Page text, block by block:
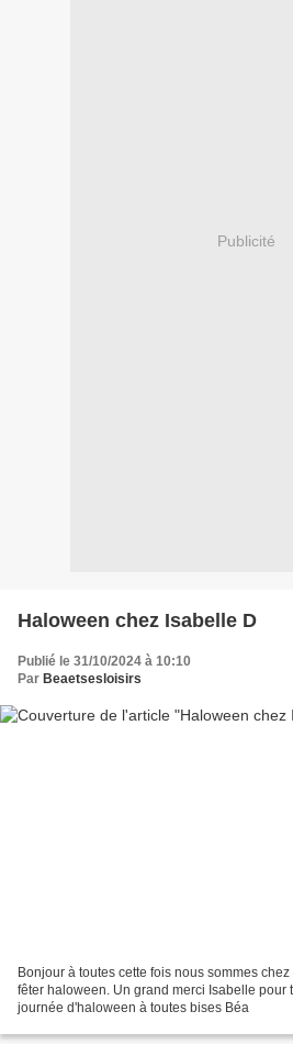
Publicité
Haloween chez Isabelle D
Publié le 31/10/2024 à 10:10
Par Beaetsesloisirs
Bonjour à toutes cette fois nous sommes
fêter haloween. Un grand merci Isabelle pour
journée d'haloween à toutes bises Béa